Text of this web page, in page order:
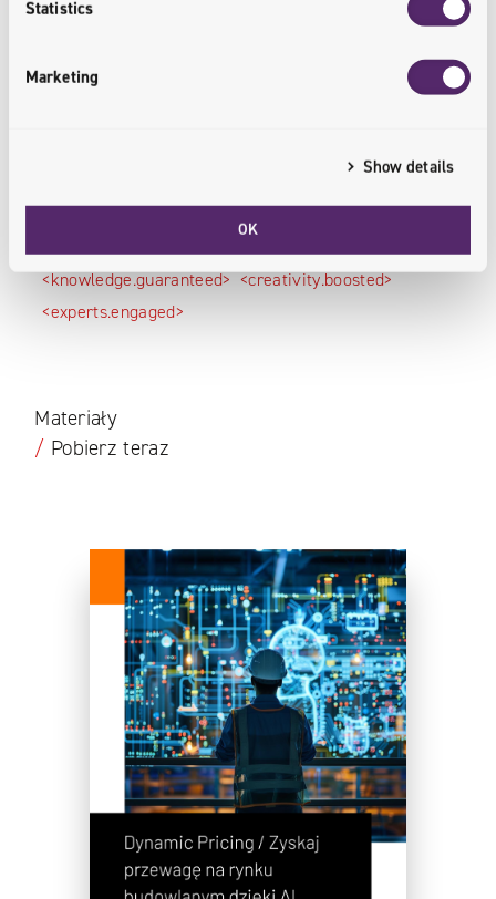
Statistics
Marketing
Show details
OK
Warsztaty “AI Discovery” dla odkrycia
pełnego potencjału wykorzystania AI w
<knowledge.guaranteed> <creativity.boosted>
<experts.engaged>
Materiały
/ Pobierz teraz